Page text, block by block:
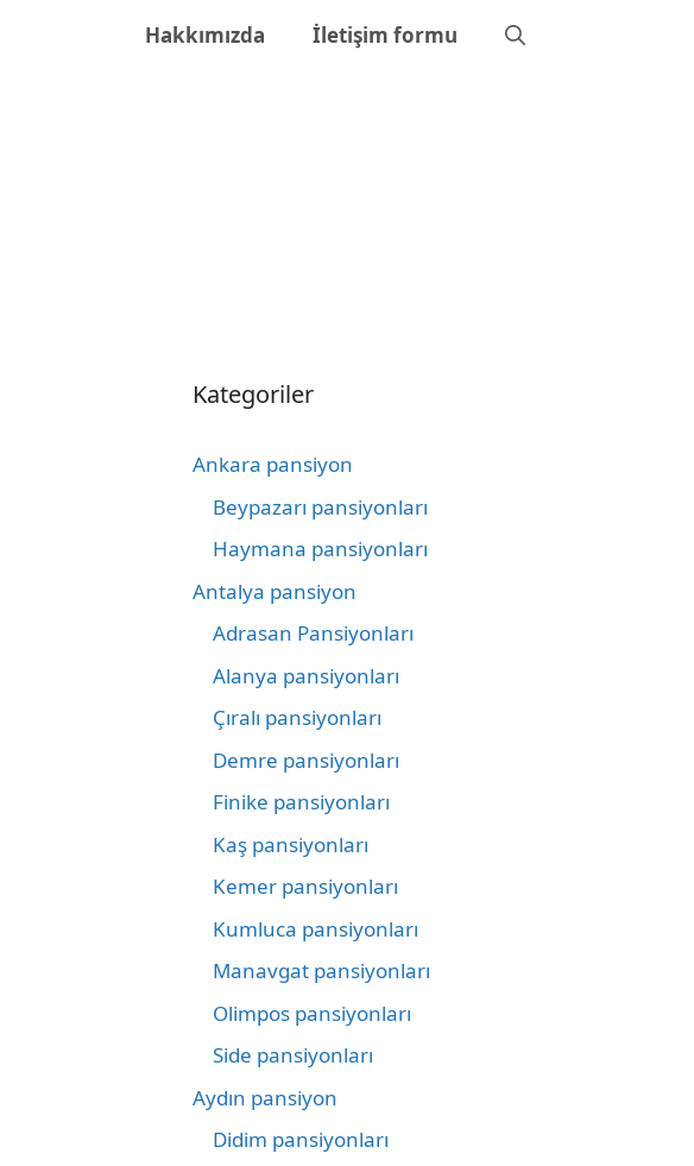
Hakkımızda İletişim formu
Kategoriler
Ankara pansiyon
Beypazarı pansiyonları
Haymana pansiyonları
Antalya pansiyon
Adrasan Pansiyonları
Alanya pansiyonları
Çıralı pansiyonları
Demre pansiyonları
Finike pansiyonları
Kaş pansiyonları
Kemer pansiyonları
Kumluca pansiyonları
Manavgat pansiyonları
Olimpos pansiyonları
Side pansiyonları
Aydın pansiyon
Didim pansiyonları